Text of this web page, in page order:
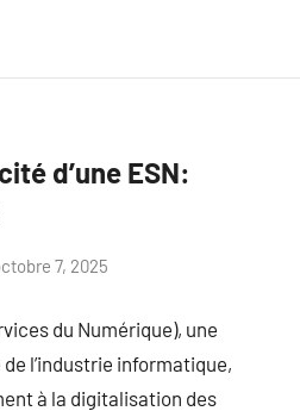
d’une ESN:
7, 2025
du Numérique), une
l’industrie informatique,
à la digitalisation des